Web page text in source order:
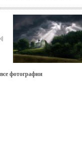
все фотографии